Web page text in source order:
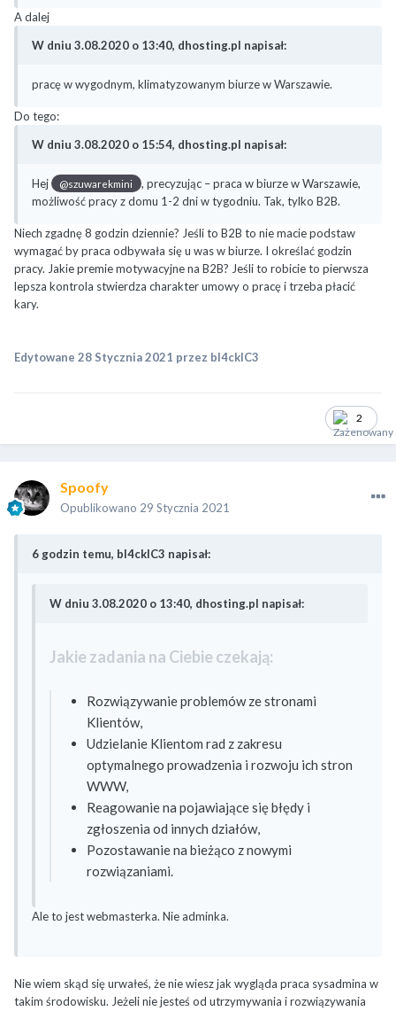
A dalej
W dniu 3.08.2020 o 13:40, dhosting.pl napisał:
pracę w wygodnym, klimatyzowanym biurze w Warszawie.
Do tego:
W dniu 3.08.2020 o 15:54, dhosting.pl napisał:
Hej @szuwarekmini
, precyzując – praca w biurze w Warszawie,
możliwość pracy z domu 1-2 dni w tygodniu. Tak, tylko B2B.
Niech zgadnę 8 godzin dziennie? Jeśli to B2B to nie macie podstaw
wymagać by praca odbywała się u was w biurze. I określać godzin
pracy. Jakie premie motywacyjne na B2B? Jeśli to robicie to pierwsza
lepsza kontrola stwierdza charakter umowy o pracę i trzeba płacić
kary.
Edytowane 28 Stycznia 2021 przez bl4ckIC3
2
Spoofy
Opublikowano 29 Stycznia 2021
6 godzin temu, bl4ckIC3 napisał:
W dniu 3.08.2020 o 13:40, dhosting.pl napisał:
Jakie zadania na Ciebie czekają:
Rozwiązywanie problemów ze stronami
Klientów,
Udzielanie Klientom rad z zakresu
optymalnego prowadzenia i rozwoju ich stron
WWW,
Reagowanie na pojawiające się błędy i
zgłoszenia od innych działów,
Pozostawanie na bieżąco z nowymi
rozwiązaniami.
Ale to jest webmasterka. Nie adminka.
Nie wiem skąd się urwałeś, że nie wiesz jak wygląda praca sysadmina w
takim środowisku. Jeżeli nie jesteś od utrzymywania i rozwiązywania